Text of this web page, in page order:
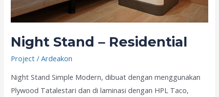
Night Stand – Residential
Project /Ardeakon
Night Stand Simple Modern, dibuat dengan menggunakan
Plywood Tatalestari dan di laminasi dengan HPL Taco,